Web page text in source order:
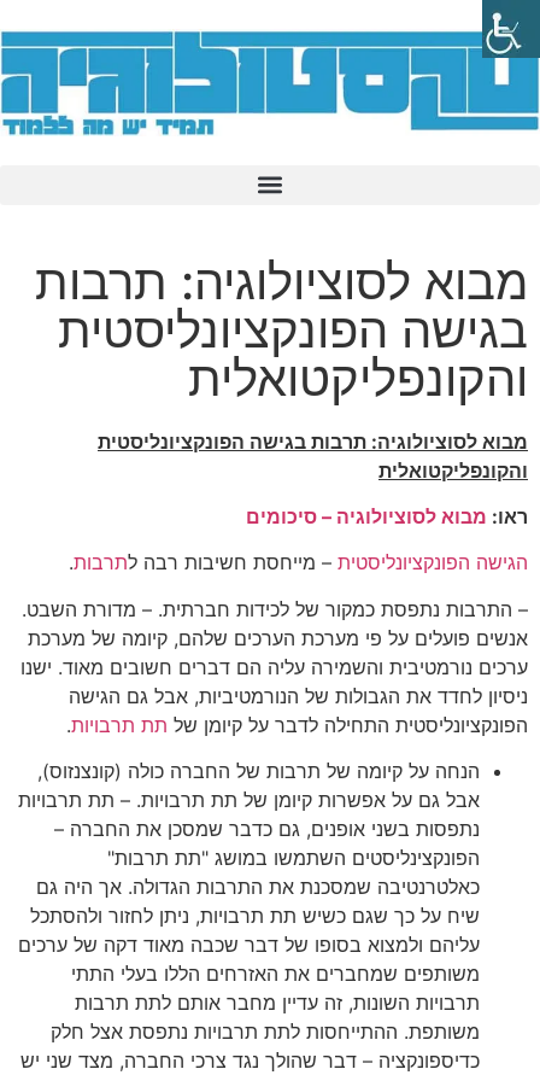
מבוא לסוציולוגיה: תרבות
בגישה הפונקציונליסטית
והקונפליקטואלית
מבוא לסוציולוגיה: תרבות בגישה הפונקציונליסטית
והקונפליקטואלית
ראו: מבוא לסוציולוגיה – סיכומים
הגישה הפונקציונליסטית – מייחסת חשיבות רבה לתרבות.
– התרבות נתפסת כמקור של לכידות חברתית. – מדורת השבט.
אנשים פועלים על פי מערכת הערכים שלהם, קיומה של מערכת
ערכים נורמטיבית והשמירה עליה הם דברים חשובים מאוד. ישנו
ניסיון לחדד את הגבולות של הנורמטיביות, אבל גם הגישה
הפונקציונליסטית התחילה לדבר על קיומן של תת תרבויות.
הנחה על קיומה של תרבות של החברה כולה (קונצנזוס),
אבל גם על אפשרות קיומן של תת תרבויות. – תת תרבויות
נתפסות בשני אופנים, גם כדבר שמסכן את החברה –
הפונקצינליסטים השתמשו במושג "תת תרבות"
כאלטרנטיבה שמסכנת את התרבות הגדולה. אך היה גם
שיח על כך שגם כשיש תת תרבויות, ניתן לחזור ולהסתכל
עליהם ולמצוא בסופו של דבר שכבה מאוד דקה של ערכים
משותפים שמחברים את האזרחים הללו בעלי התתי
תרבויות השונות, זה עדיין מחבר אותם לתת תרבות
משותפת. ההתייחסות לתת תרבויות נתפסת אצל חלק
כדיספונקציה – דבר שהולך נגד צרכי החברה, מצד שני יש